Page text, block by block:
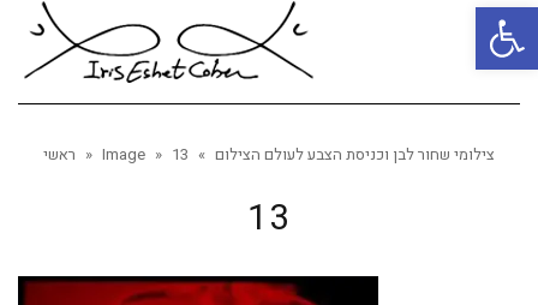
ראשי » Image » צילומי שחור לבן וכניסת הצבע לעולם הצילום »
13
13